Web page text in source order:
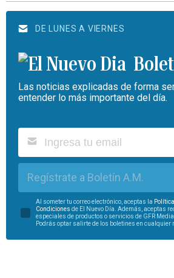
DE LUNES A VIERNES
Las noticias explicadas de forma
entender lo más importante del día.
Regístrate a Boletín A.M.
Al someter tu correo electrónico, aceptas la
Condiciones de El Nuevo Día. Además, aceptas
especiales de productos o servicios de GFR
Podrás optar salirte de los boletines en cualquier